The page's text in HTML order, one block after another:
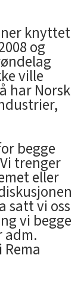
knyttet
og
ville
har Norsk
begge
trenger
eller
satt vi oss
vi begge
adm.